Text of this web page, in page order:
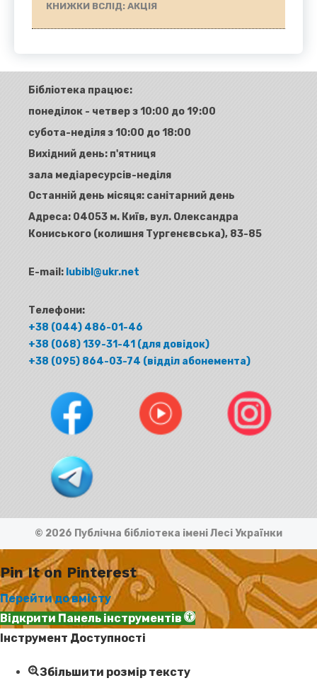
КНИЖКИ ВСЛІД: АКЦІЯ
Бібліотека працює:
понеділок - четвер з 10:00 до 19:00
субота-неділя з 10:00 до 18:00
Вихідний день: п'ятниця
зала медіаресурсів-неділя
Останній день місяця: санітарний день
Адреса: 04053 м. Київ, вул. Олександра
Кониського (колишня Тургенєвська), 83-85
E-mail: lubibl@ukr.net
Телефони:
+38 (044) 486-01-46
+38 (068) 139-31-41 (для довідок)
+38 (095) 864-03-74 (відділ абонемента)
© 2026 Публічна бібліотека імені Лесі Українки
Pin It on Pinterest
Перейти до вмісту
Відкрити Панель інструментів
Інструмент Доступності
Збільшити розмір тексту